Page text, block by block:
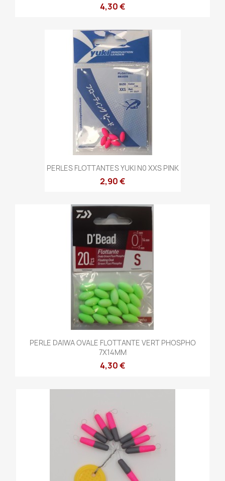
4,30 €
PERLES FLOTTANTES YUKI N0 XXS PINK
2,90 €
PERLE DAIWA OVALE FLOTTANTE VERT PHOSPHO
7X14MM
4,30 €